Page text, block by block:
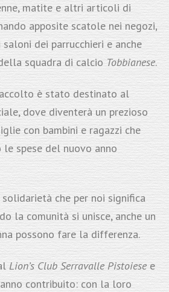
matite e altri articoli di
apposite scatole nei negozi,
dei parrucchieri e anche
squadra di calcioTobbianese.
è stato destinato al
dove diventerà un prezioso
con bambini e ragazzi che
spese del nuovo anno
che per noi significa
la comunità si unisce, anche un
possono fare la differenza.
Lion’s Club Serravalle Pistoiesee
contribuito: con la loro